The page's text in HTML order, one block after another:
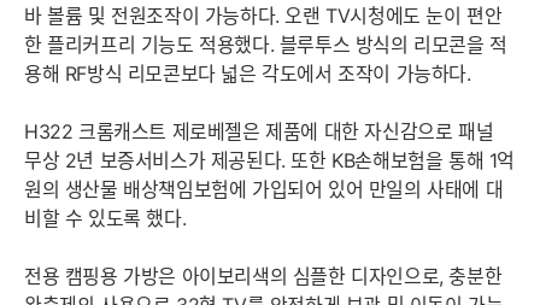
바 볼륨 및 전원조작이 가능하다. 오랜 TV시청에도 눈이 편안
한 플리커프리 기능도 적용했다. 블루투스 방식의 리모콘을 적
용해 RF방식 리모콘보다 넓은 각도에서 조작이 가능하다.
H322 크롬캐스트 제로베젤은 제품에 대한 자신감으로 패널
무상 2년 보증서비스가 제공된다. 또한 KB손해보험을 통해 1억
원의 생산물 배상책임보험에 가입되어 있어 만일의 사태에 대
비할 수 있도록 했다.
전용 캠핑용 가방은 아이보리색의 심플한 디자인으로, 충분한